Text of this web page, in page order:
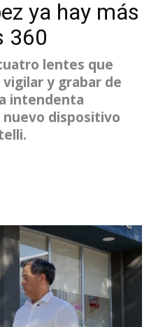
ya hay más
360
lentes que
y grabar de
intendenta
dispositivo